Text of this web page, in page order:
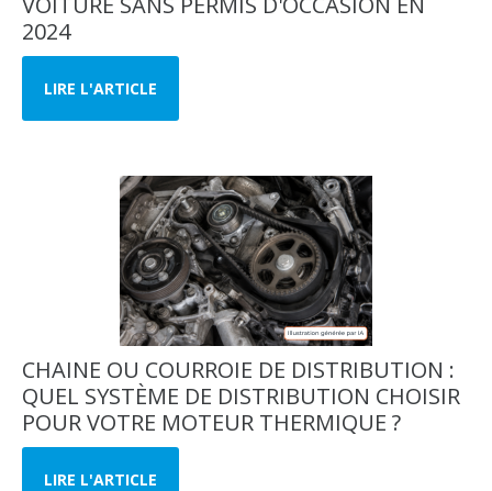
2024
LIRE L'ARTICLE
CHAINE OU COURROIE DE DISTRIBUTION :
QUEL SYSTÈME DE DISTRIBUTION CHOISIR
POUR VOTRE MOTEUR THERMIQUE ?
LIRE L'ARTICLE